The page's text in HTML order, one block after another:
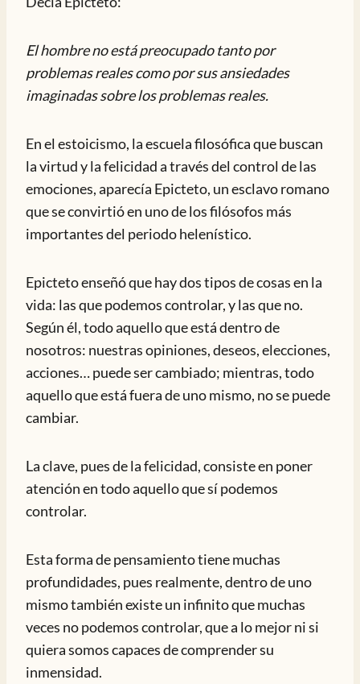
El hombre no está preocupado tanto por
problemas reales como por sus ansiedades
imaginadas sobre los problemas reales.
En el estoicismo, la escuela filosófica que buscan
la virtud y la felicidad a través del control de las
emociones, aparecía Epicteto, un esclavo romano
que se convirtió en uno de los filósofos más
importantes del periodo helenístico.
Epicteto enseñó que hay dos tipos de cosas en la
vida: las que podemos controlar, y las que no.
Según él, todo aquello que está dentro de
nosotros: nuestras opiniones, deseos, elecciones,
acciones… puede ser cambiado; mientras, todo
aquello que está fuera de uno mismo, no se puede
cambiar.
La clave, pues de la felicidad, consiste en poner
atención en todo aquello que sí podemos
controlar.
Esta forma de pensamiento tiene muchas
profundidades, pues realmente, dentro de uno
mismo también existe un infinito que muchas
veces no podemos controlar, que a lo mejor ni si
quiera somos capaces de comprender su
inmensidad.